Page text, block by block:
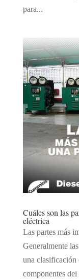
para...
Cuáles son las
eléctrica
Las partes más
Generalmente
una clasificación
componentes